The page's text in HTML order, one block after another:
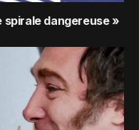
spirale dangereuse »